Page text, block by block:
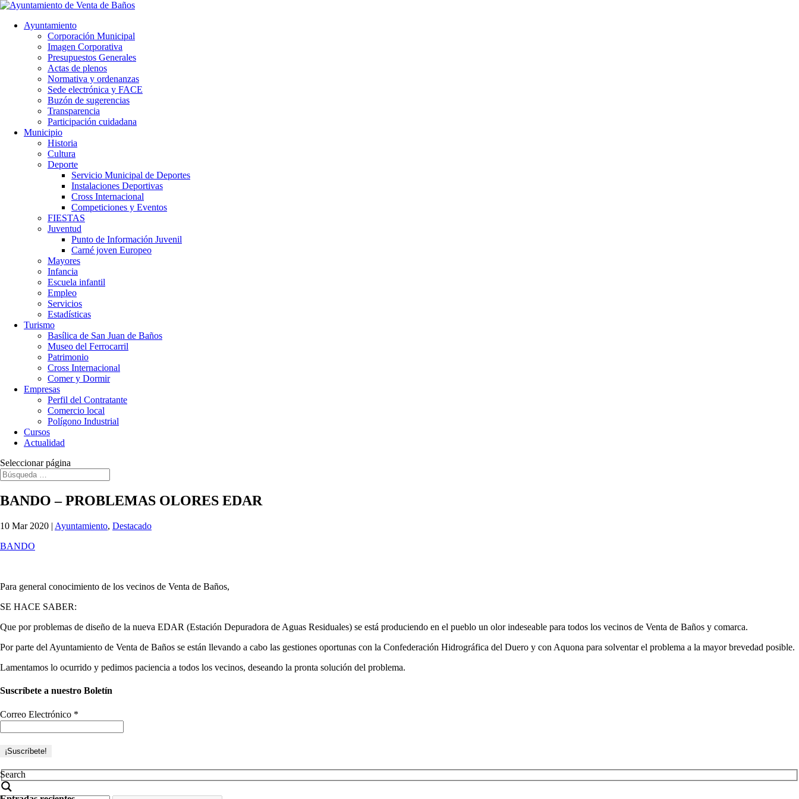
Ayuntamiento
Corporación Municipal
Imagen Corporativa
Presupuestos Generales
Actas de plenos
Normativa y ordenanzas
Sede electrónica y FACE
Buzón de sugerencias
Transparencia
Participación cuidadana
Municipio
Historia
Cultura
Deporte
Servicio Municipal de Deportes
Instalaciones Deportivas
Cross Internacional
Competiciones y Eventos
FIESTAS
Juventud
Punto de Información Juvenil
Carné joven Europeo
Mayores
Infancia
Escuela infantil
Empleo
Servicios
Estadísticas
Turismo
Basílica de San Juan de Baños
Museo del Ferrocarril
Patrimonio
Cross Internacional
Comer y Dormir
Empresas
Perfil del Contratante
Comercio local
Polígono Industrial
Cursos
Actualidad
Seleccionar página
BANDO – PROBLEMAS OLORES EDAR
10 Mar 2020 | Ayuntamiento, Destacado
BANDO
Para general conocimiento de los vecinos de Venta de Baños,
SE HACE SABER:
Que por problemas de diseño de la nueva EDAR (Estación Depuradora de Aguas Residuales) se está produciendo en el pueblo un olor indeseable para todos los vecinos de Venta de Baños y comarca.
Por parte del Ayuntamiento de Venta de Baños se están llevando a cabo las gestiones oportunas con la Confederación Hidrográfica del Duero y con Aquona para solventar el problema a la mayor brevedad posible.
Lamentamos lo ocurrido y pedimos paciencia a todos los vecinos, deseando la pronta solución del problema.
Suscríbete a nuestro Boletín
Correo Electrónico *
Search